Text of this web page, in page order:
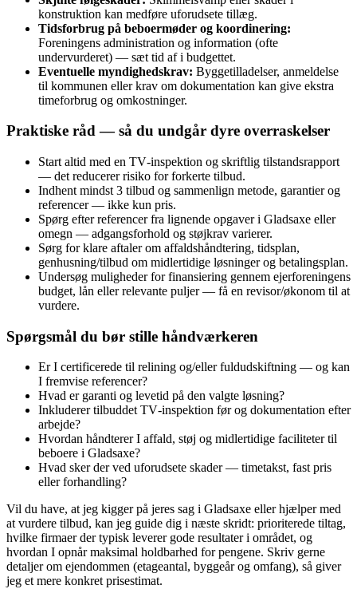
konstruktion kan medføre uforudsete tillæg.
Tidsforbrug på beboermøder og koordinering:
Foreningens administration og information (ofte
undervurderet) — sæt tid af i budgettet.
Eventuelle myndighedskrav: Byggetilladelser, anmeldelse
til kommunen eller krav om dokumentation kan give ekstra
timeforbrug og omkostninger.
Praktiske råd — så du undgår dyre overraskelser
Start altid med en TV‑inspektion og skriftlig tilstandsrapport
— det reducerer risiko for forkerte tilbud.
Indhent mindst 3 tilbud og sammenlign metode, garantier og
referencer — ikke kun pris.
Spørg efter referencer fra lignende opgaver i Gladsaxe eller
omegn — adgangsforhold og støjkrav varierer.
Sørg for klare aftaler om affaldshåndtering, tidsplan,
genhusning/tilbud om midlertidige løsninger og betalingsplan.
Undersøg muligheder for finansiering gennem ejerforeningens
budget, lån eller relevante puljer — få en revisor/økonom til at
vurdere.
Spørgsmål du bør stille håndværkeren
Er I certificerede til relining og/eller fuldudskiftning — og kan
I fremvise referencer?
Hvad er garanti og levetid på den valgte løsning?
Inkluderer tilbuddet TV‑inspektion før og dokumentation efter
arbejde?
Hvordan håndterer I affald, støj og midlertidige faciliteter til
beboere i Gladsaxe?
Hvad sker der ved uforudsete skader — timetakst, fast pris
eller forhandling?
Vil du have, at jeg kigger på jeres sag i Gladsaxe eller hjælper med
at vurdere tilbud, kan jeg guide dig i næste skridt: prioriterede tiltag,
hvilke firmaer der typisk leverer gode resultater i området, og
hvordan I opnår maksimal holdbarhed for pengene. Skriv gerne
detaljer om ejendommen (etageantal, byggeår og omfang), så giver
jeg et mere konkret prisestimat.